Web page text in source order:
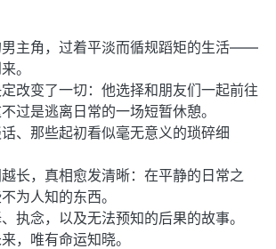
男主角，过着平淡而循规蹈矩的生活——
。
改变了一切：他选择和朋友们一起前往
过是逃离日常的一场短暂休憩。
、那些起初看似毫无意义的琐碎细
长，真相愈发清晰：在平静的日常之
为人知的东西。
执念，以及无法预知的后果的故事。
，唯有命运知晓。